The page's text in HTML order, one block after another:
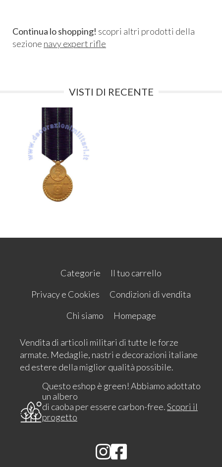
Continua lo shopping! scopri altri prodotti della
sezione navy expert rifle
VISTI DI RECENTE
Categorie
Il tuo carrello
Privacy e Cookies
Condizioni di vendita
Chi siamo
Homepage
Vendita di articoli militari di tutte le forze
armate. Medaglie, nastri e decorazioni italiane
ed estere della miglior qualità possibile.
Questo eshop è green! Abbiamo adottato
un albero
di caoba per essere carbon-free.Scopri il
progetto